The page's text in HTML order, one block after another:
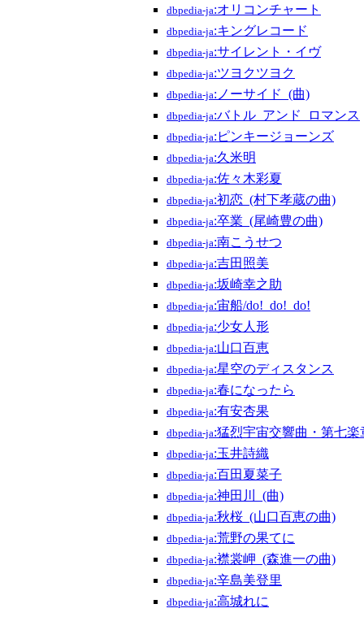
dbpedia-ja:オリコンチャート
dbpedia-ja:キングレコード
dbpedia-ja:サイレント・イヴ
dbpedia-ja:ツヨクツヨク
dbpedia-ja:ノーサイド_(曲)
dbpedia-ja:バトル_アンド_ロマンス
dbpedia-ja:ピンキージョーンズ
dbpedia-ja:久米明
dbpedia-ja:佐々木彩夏
dbpedia-ja:初恋_(村下孝蔵の曲)
dbpedia-ja:卒業_(尾崎豊の曲)
dbpedia-ja:南こうせつ
dbpedia-ja:吉田照美
dbpedia-ja:坂崎幸之助
dbpedia-ja:宙船/do!_do!_do!
dbpedia-ja:少女人形
dbpedia-ja:山口百恵
dbpedia-ja:星空のディスタンス
dbpedia-ja:春になったら
dbpedia-ja:有安杏果
dbpedia-ja:猛烈宇宙交響曲・第七
dbpedia-ja:玉井詩織
dbpedia-ja:百田夏菜子
dbpedia-ja:神田川_(曲)
dbpedia-ja:秋桜_(山口百恵の曲)
dbpedia-ja:荒野の果てに
dbpedia-ja:襟裳岬_(森進一の曲)
dbpedia-ja:辛島美登里
dbpedia-ja:高城れに